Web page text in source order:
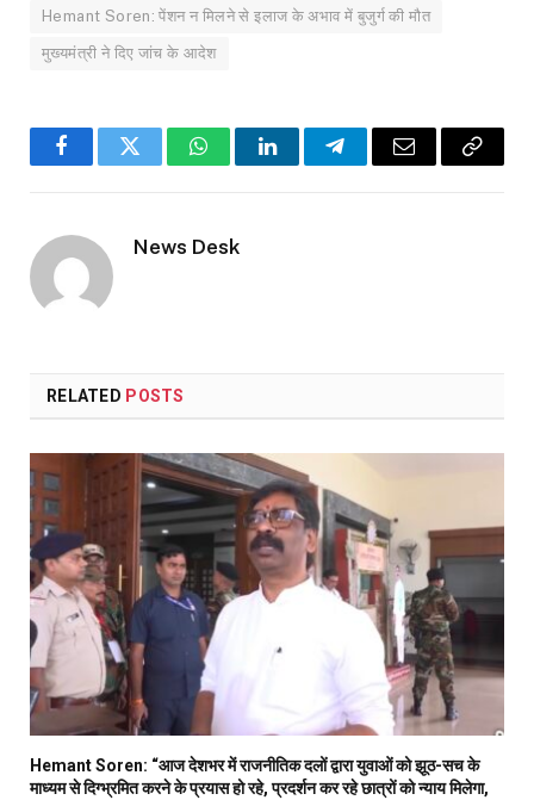
Hemant Soren: पेंशन न मिलने से इलाज के अभाव में बुजुर्ग की मौत
मुख्यमंत्री ने दिए जांच के आदेश
FacebookTwitter WhatsAppLinkedInTelegramEmail
Copy
News Desk
RELATED POSTS
Hemant Soren: “आज देशभर में राजनीतिक दलों द्वारा युवाओं को झूठ-सच के
माध्यम से दिग्भ्रमित करने के प्रयास हो रहे, प्रदर्शन कर रहे छात्रों को न्याय मिलेगा,